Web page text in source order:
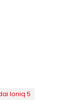
Ioniq 5